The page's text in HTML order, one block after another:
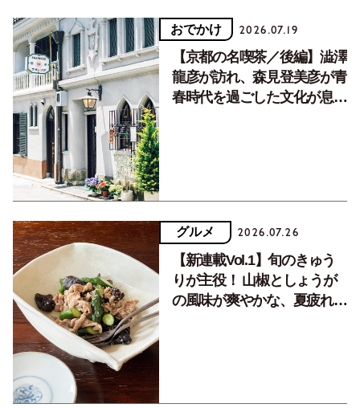
おでかけ 2026.07.19
【京都の名喫茶／後編】澁澤
龍彦が訪れ、森見登美彦が青
春時代を過ごした文化が息づ
グルメ 2026.07.26
【新連載Vol.1】旬のきゅう
りが主役！ 山椒としょうが
の風味が爽やかな、夏疲れを